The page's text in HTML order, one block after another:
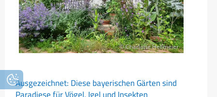
© Charlotte Hellmeier
Ausgezeichnet: Diese bayerischen Gärten sind